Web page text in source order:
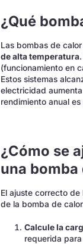
¿Qué
Las bombas de
de alta temperatura
(funcionamiento en
Estos sistemas
electricidad
rendimiento anual
¿Cómo se
una bomba
El ajuste correcto
de la bomba de
Calcule la
requerida